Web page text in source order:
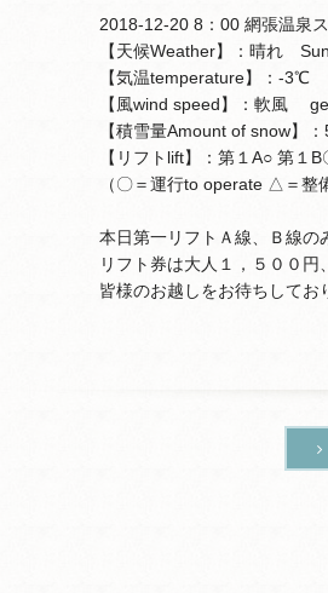
2018-12-20 8：00 網張温泉
【天候Weather】：晴れ
【気温temperature】：-3℃
【風wind speed】：軟風
【積雪量Amount of snow】
【リフトlift】：第１A○ 第
（〇＝運行to operate △＝整
本日第一リフトＡ線、Ｂ線の
リフト券は大人１，５００円
皆様のお越しをお待ちしてお